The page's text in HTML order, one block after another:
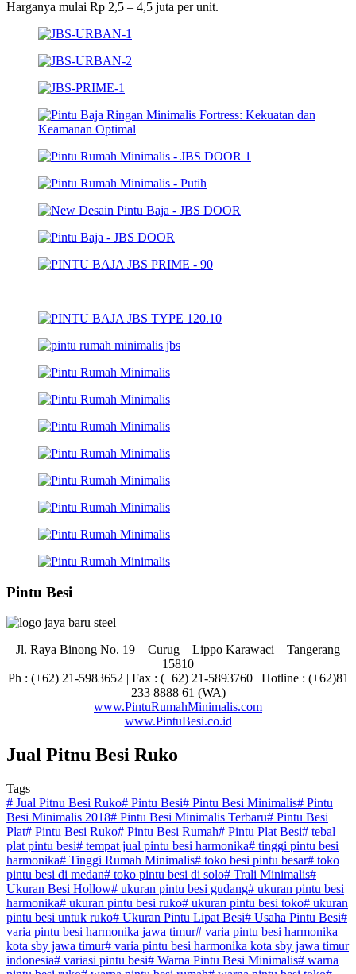
Harganya mulai Rp 2,5 – 4,5 juta per unit.
Pintu Besi
Jl. Raya Binong No. 19 – Curug – Lippo Karawaci – Tangerang
15810
Ph : (+62) 21-5983652 | Fax : (+62) 21-5893760 | Hotline : (+62)81
233 8888 61 (WA)
www.PintuRumahMinimalis.com
www.PintuBesi.co.id
Jual Pitnu Besi Ruko
Tags
# Jual Pitnu Besi Ruko# Pintu Besi# Pintu Besi Minimalis# Pintu
Besi Minimalis 2018# Pintu Besi Minimalis Terbaru# Pintu Besi
Plat# Pintu Besi Ruko# Pintu Besi Rumah# Pintu Plat Besi# tebal
plat pintu besi# tempat jual pintu besi harmonika# tinggi pintu besi
harmonika# Tinggi Rumah Minimalis# toko besi pintu besar# toko
pintu besi di medan# toko pintu besi di solo# Trali Minimalis#
Ukuran Besi Hollow# ukuran pintu besi gudang# ukuran pintu besi
harmonika# ukuran pintu besi ruko# ukuran pintu besi toko# ukuran
pintu besi untuk ruko# Ukuran Pintu Lipat Besi# Usaha Pintu Besi#
varia pintu besi harmonika jawa timur# varia pintu besi harmonika
kota sby jawa timur# varia pintu besi harmonika kota sby jawa timur
indonesia# variasi pintu besi# Warna Pintu Besi Minimalis# warna